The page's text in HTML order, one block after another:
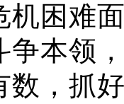
机困难
争本领
数，抓